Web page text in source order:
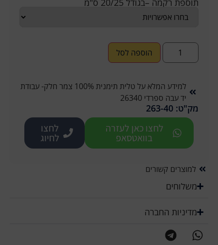
תוספת רקמה –בגודל 20/25 ס"מ
הוספה לסל
למידע המלא על טלית תימנית 100% צמר חלק- עבודת
יד עבה ספרדי 26340
מק"ט: 263-40
לחצו כאן לעזרה
בוואטסאפ
לחצו
לחיוג
למוצרים קשורים
משלוחים
מדיניות החברה